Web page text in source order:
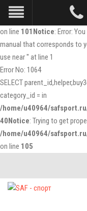
Notice: Undefined index:
/home/u40964/
on line 101 Notice: Error:
manual that corresponds to
use near '' at line 1
Error No: 1064
SELECT
category_id = in
/home/u40964/
40Notice: Trying to get
/home/u40964/
on line 105